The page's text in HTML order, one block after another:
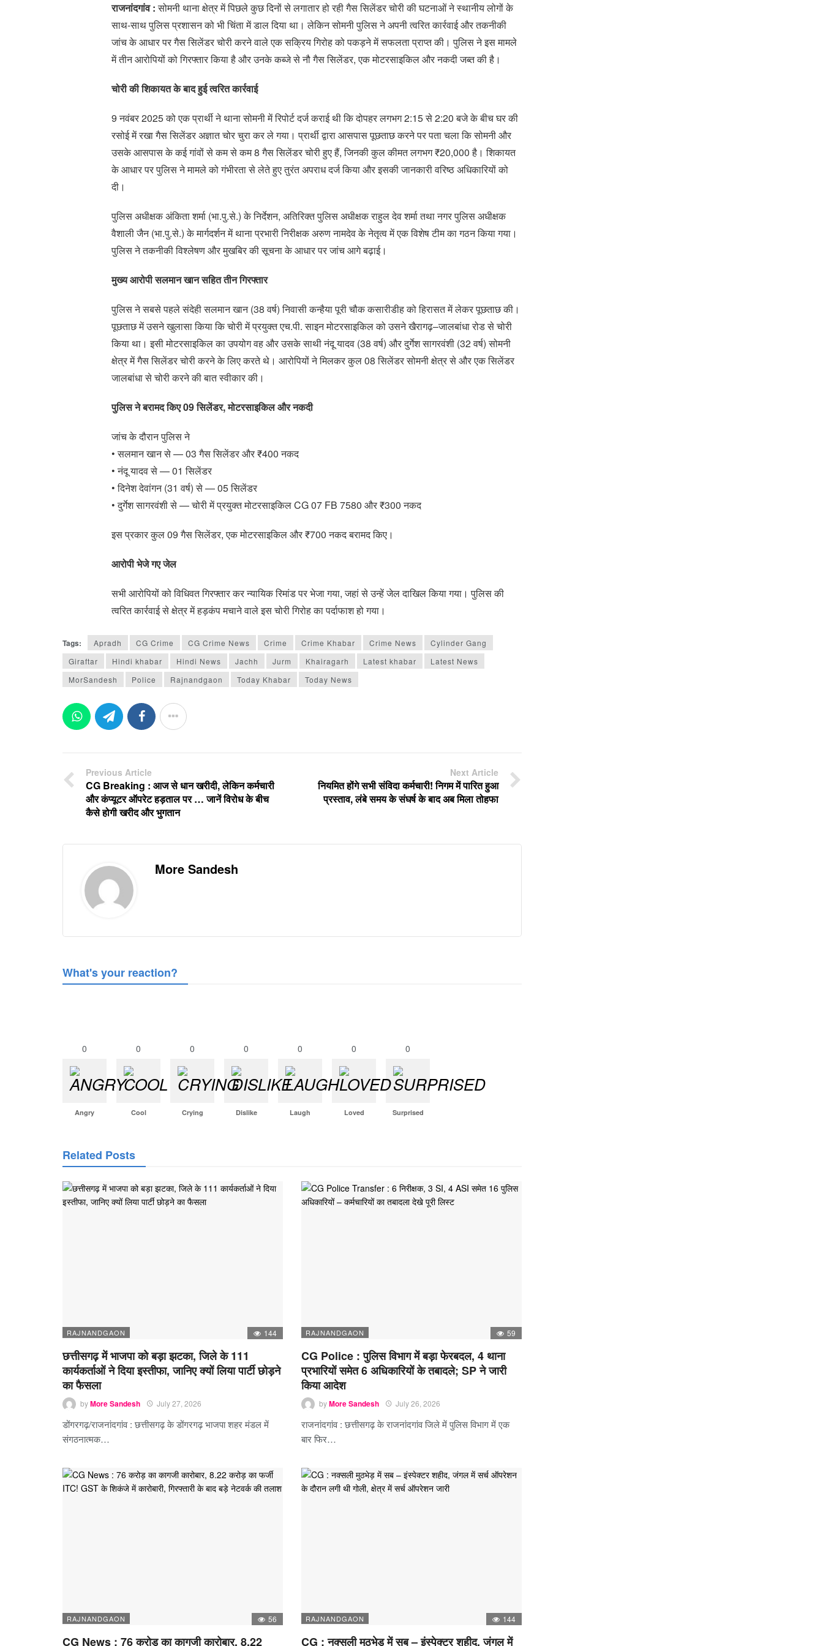
राजनांदगांव :सोमनी थाना क्षेत्र में पिछले कुछ दिनों से लगातार हो रही गैस सिलेंडर चोरी की घटनाओं ने स्थानीय लोगों के
साथ-साथ पुलिस प्रशासन को भी चिंता में डाल दिया था। लेकिन सोमनी पुलिस ने अपनी त्वरित कार्रवाई और तकनीकी
जांच के आधार पर गैस सिलेंडर चोरी करने वाले एक सक्रिय गिरोह को पकड़ने में सफलता प्राप्त की। पुलिस ने इस मामले
में तीन आरोपियों को गिरफ्तार किया है और उनके कब्जे से नौ गैस सिलेंडर, एक मोटरसाइकिल और नकदी जब्त की है।
चोरी की शिकायत के बाद हुई त्वरित कार्रवाई
9 नवंबर 2025 को एक प्रार्थी ने थाना सोमनी में रिपोर्ट दर्ज कराई थी कि दोपहर लगभग 2:15 से 2:20 बजे के बीच घर की
रसोई में रखा गैस सिलेंडर अज्ञात चोर चुरा कर ले गया। प्रार्थी द्वारा आसपास पूछताछ करने पर पता चला कि सोमनी और
उसके आसपास के कई गांवों से कम से कम 8 गैस सिलेंडर चोरी हुए हैं, जिनकी कुल कीमत लगभग ₹20,000 है। शिकायत
के आधार पर पुलिस ने मामले को गंभीरता से लेते हुए तुरंत अपराध दर्ज किया और इसकी जानकारी वरिष्ठ अधिकारियों को
दी।
पुलिस अधीक्षक अंकिता शर्मा (भा.पु.से.) के निर्देशन, अतिरिक्त पुलिस अधीक्षक राहुल देव शर्मा तथा नगर पुलिस अधीक्षक
वैशाली जैन (भा.पु.से.) के मार्गदर्शन में थाना प्रभारी निरीक्षक अरुण नामदेव के नेतृत्व में एक विशेष टीम का गठन किया गया।
पुलिस ने तकनीकी विश्लेषण और मुखबिर की सूचना के आधार पर जांच आगे बढ़ाई।
मुख्य आरोपी सलमान खान सहित तीन गिरफ्तार
पुलिस ने सबसे पहले संदेही सलमान खान (38 वर्ष) निवासी कन्हैया पूरी चौक कसारीडीह को हिरासत में लेकर पूछताछ की।
पूछताछ में उसने खुलासा किया कि चोरी में प्रयुक्त एच.पी. साइन मोटरसाइकिल को उसने खैरागढ़–जालबांधा रोड से चोरी
किया था। इसी मोटरसाइकिल का उपयोग वह और उसके साथी नंदू यादव (38 वर्ष) और दुर्गेश सागरवंशी (32 वर्ष) सोमनी
क्षेत्र में गैस सिलेंडर चोरी करने के लिए करते थे। आरोपियों ने मिलकर कुल 08 सिलेंडर सोमनी क्षेत्र से और एक सिलेंडर
जालबांधा से चोरी करने की बात स्वीकार की।
पुलिस ने बरामद किए 09 सिलेंडर, मोटरसाइकिल और नकदी
जांच के दौरान पुलिस ने
• सलमान खान से — 03 गैस सिलेंडर और ₹400 नकद
• नंदू यादव से — 01 सिलेंडर
• दिनेश देवांगन (31 वर्ष) से — 05 सिलेंडर
• दुर्गेश सागरवंशी से — चोरी में प्रयुक्त मोटरसाइकिल CG 07 FB 7580 और ₹300 नकद
इस प्रकार कुल 09 गैस सिलेंडर, एक मोटरसाइकिल और ₹700 नकद बरामद किए।
आरोपी भेजे गए जेल
सभी आरोपियों को विधिवत गिरफ्तार कर न्यायिक रिमांड पर भेजा गया, जहां से उन्हें जेल दाखिल किया गया। पुलिस की
त्वरित कार्रवाई से क्षेत्र में हड़कंप मचाने वाले इस चोरी गिरोह का पर्दाफाश हो गया।
Tags: Apradh CG Crime CG Crime News Crime Crime Khabar Crime News
Cylinder Gang
Giraftar
Hindi khabar Hindi News Jachh Jurm Khairagarh Latest khabar
Latest News
MorSandesh
Police Rajnandgaon Today Khabar Today News
Previous Article
CG Breaking : आज से धान खरीदी, लेकिन कर्मचारी
और कंप्यूटर ऑपरेट हड़ताल पर … जानें विरोध के बीच
कैसे होगी खरीद और भुगतान
Next Article
नियमित होंगे सभी संविदा कर्मचारी! निगम में पारित हुआ
प्रस्ताव, लंबे समय के संघर्ष के बाद अब मिला तोहफा
More Sandesh
What's your reaction?
0
Angry
0
Cool
0
Crying
0
Dislike
0
Laugh
0
Loved
0
Surprised
Related Posts
RAJNANDGAON 144
छत्तीसगढ़ में भाजपा को बड़ा झटका, जिले के 111
कार्यकर्ताओं ने दिया इस्तीफा, जानिए क्यों लिया पार्टी छोड़ने
का फैसला
byMore Sandesh July 27, 2026
डोंगरगढ़/राजनांदगांव : छत्तीसगढ़ के डोंगरगढ़ भाजपा शहर मंडल में
संगठनात्मक…
RAJNANDGAON 59
CG Police : पुलिस विभाग में बड़ा फेरबदल, 4 थाना
प्रभारियों समेत 6 अधिकारियों के तबादले; SP ने जारी
किया आदेश
byMore Sandesh July 26, 2026
राजनांदगांव : छत्तीसगढ़ के राजनांदगांव जिले में पुलिस विभाग में एक
बार फिर…
RAJNANDGAON 56
CG News : 76 करोड़ का कागजी कारोबार, 8.22
RAJNANDGAON 144
CG : नक्सली मुठभेड़ में सब – इंस्पेक्टर शहीद, जंगल में